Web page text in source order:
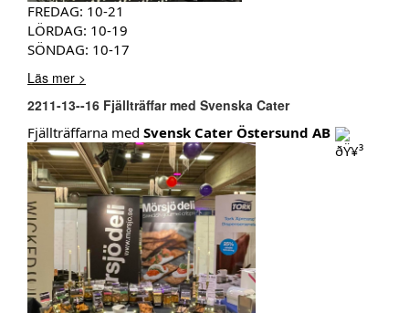
FREDAG: 10-21
LÖRDAG: 10-19
SÖNDAG: 10-17
Läs mer >
2211-13--16 Fjällträffar med Svenska Cater
Fjällträffarna med Svensk Cater Östersund AB